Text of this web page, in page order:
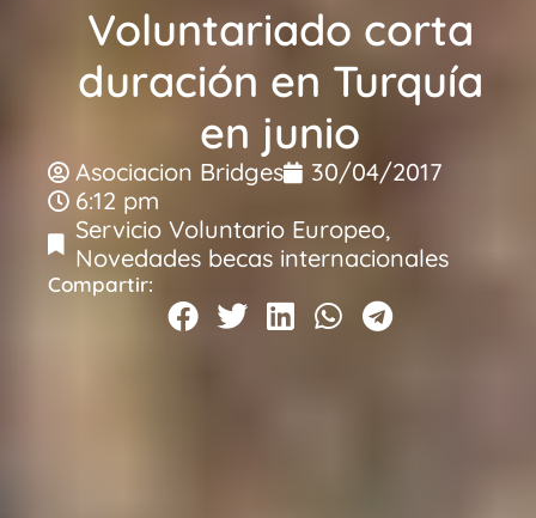
Voluntariado corta
duración en Turquía
en junio
Asociacion Bridges
30/04/2017
6:12 pm
Servicio Voluntario Europeo,
Novedades becas internacionales
Compartir: